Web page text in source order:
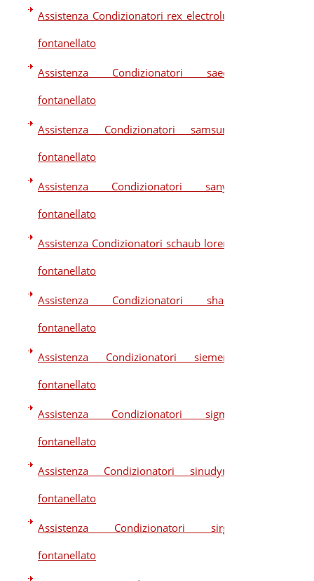
Assistenza Condizionatori rex electrolux
fontanellato
Assistenza Condizionatori saeco
fontanellato
Assistenza Condizionatori samsung
fontanellato
Assistenza Condizionatori sanyo
fontanellato
Assistenza Condizionatori schaub lorenz
fontanellato
Assistenza Condizionatori sharp
fontanellato
Assistenza Condizionatori siemens
fontanellato
Assistenza Condizionatori sigma
fontanellato
Assistenza Condizionatori sinudyne
fontanellato
Assistenza Condizionatori sirge
fontanellato